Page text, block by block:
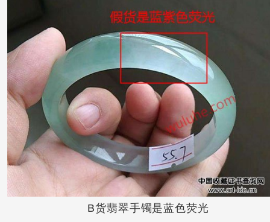
B货翡翠手镯是蓝色荧光